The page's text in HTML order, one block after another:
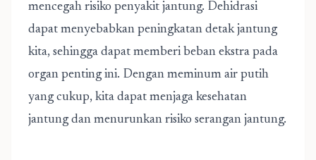
mencegah risiko penyakit jantung. Dehidrasi
dapat menyebabkan peningkatan detak jantung
kita, sehingga dapat memberi beban ekstra pada
organ penting ini. Dengan meminum air putih
yang cukup, kita dapat menjaga kesehatan
jantung dan menurunkan risiko serangan jantung.